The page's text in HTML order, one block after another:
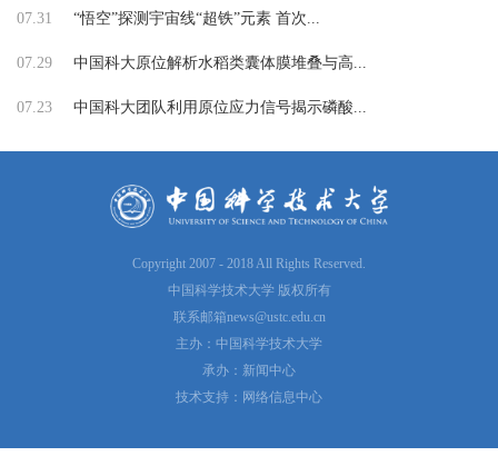
07.31 “悟空”探测宇宙线“超铁”元素 首次...
07.29 中国科大原位解析水稻类囊体膜堆叠与高...
07.23 中国科大团队利用原位应力信号揭示磷酸...
Copyright 2007 - 2018 All Rights Reserved.
中国科学技术大学 版权所有
联系邮箱news@ustc.edu.cn
主办：中国科学技术大学
承办：新闻中心
技术支持：网络信息中心